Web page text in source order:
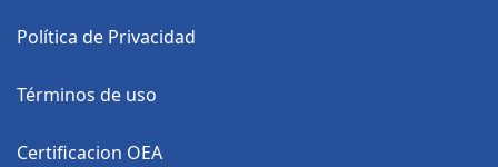
Política de Privacidad
Términos de uso
Certificacion OEA